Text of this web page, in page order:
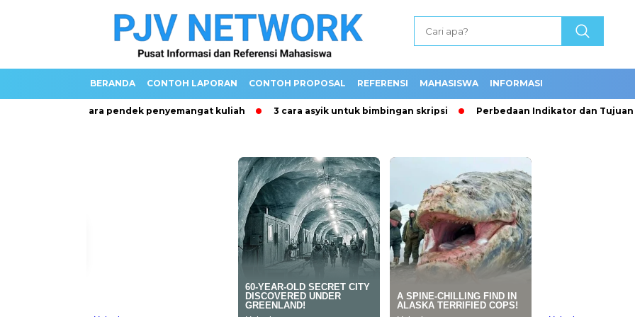
BERANDA CONTOH LAPORAN CONTOH PROPOSAL REFERENSI MAHASISWA INFORMASI
Kata Mutiara pendek penyemangat kuliah 3 cara asyik untuk bimbingan skripsi Perbedaan Indikator dan Tujuan